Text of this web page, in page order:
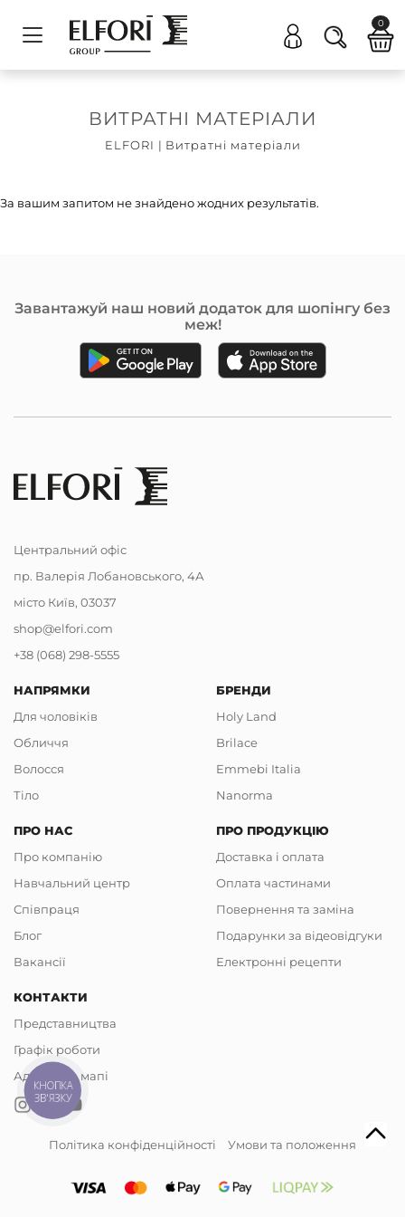
0
ВИТРАТНІ МАТЕРІАЛИ
ELFORI | Витратні матеріали
За вашим запитом не знайдено жодних результатів.
Завантажуй наш новий додаток для шопінгу без
меж!
Центральний офіс
пр. Валерія Лобановського, 4А
місто Київ, 03037
shop@elfori.com
+38 (068) 298-5555
НАПРЯМКИ
Для чоловіків
Обличчя
Волосся
Тіло
БРЕНДИ
Holy Land
Brilace
Emmebi Italia
Nanorma
ПРО НАС
Про компанію
Навчальний центр
Співпраця
Блог
Вакансії
ПРО ПРОДУКЦІЮ
Доставка і оплата
Оплата частинами
Повернення та заміна
Подарунки за відеовідгуки
Електронні рецепти
КОНТАКТИ
Представництва
Графік роботи
Адреси на мапі
Політика конфіденційності Умови та положення
КНОПКА
ЗВ'ЯЗКУ